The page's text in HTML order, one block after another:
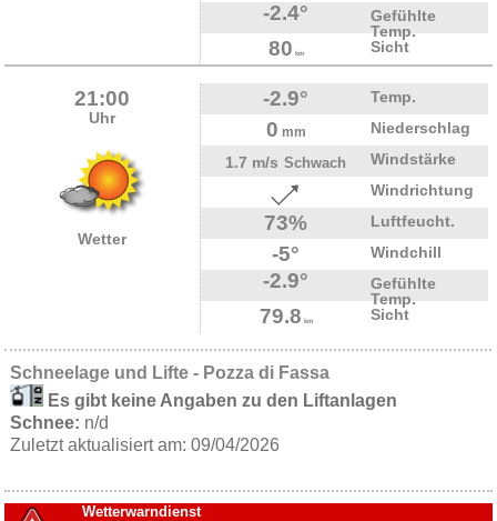
-2.4°
Gefühlte
Temp.
80 km Sicht
21:00
Uhr
Wetter
-2.9° Temp.
0 mm
Niederschlag
1.7 m/s Schwach
Windstärke
Windrichtung
73% Luftfeucht.
-5° Windchill
-2.9°
Gefühlte
Temp.
79.8 km Sicht
Schneelage und Lifte - Pozza di Fassa
Es gibt keine Angaben zu den Liftanlagen
Schnee: n/d
Zuletzt aktualisiert am: 09/04/2026
Wetterwarndienst